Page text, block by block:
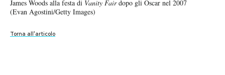
Notifiche mobile
Hai bisogno di aiuto?
James Woods ha 70 anni
James Woods nei primi anni Novanta
(ANSA-DPA)
James Woods alla festa di Vanity Fairdopo gli Oscar nel 2007
(Evan Agostini/Getty Images)
Torna all'articolo
James Woods e Maggie Gyllenhaal alla prima diSotto assedio - White
House Down, a New York, 25 giugno 2013